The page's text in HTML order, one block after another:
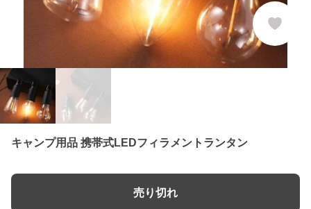
キャンプ用品 携帯式LEDフィラメントランタン
売り切れ